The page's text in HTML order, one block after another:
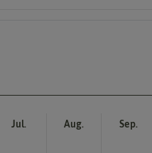
Jul. Aug. Sep.